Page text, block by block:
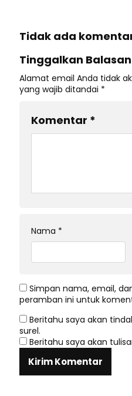
Tidak ada
Tinggalkan Balasan
Alamat email Anda tidak
yang wajib ditandai *
Komentar *
Nama *
Simpan nama, email,
peramban ini untuk
Beritahu saya akan
surel.
Beritahu saya akan